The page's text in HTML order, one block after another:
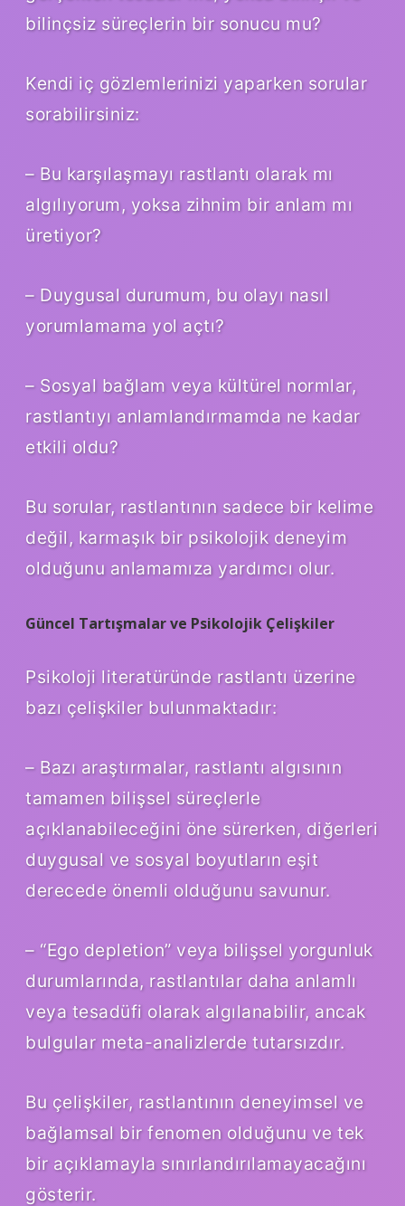
bilinçsiz süreçlerin bir sonucu mu?
Kendi iç gözlemlerinizi yaparken sorular
sorabilirsiniz:
– Bu karşılaşmayı rastlantı olarak mı
algılıyorum, yoksa zihnim bir anlam mı
üretiyor?
– Duygusal durumum, bu olayı nasıl
yorumlamama yol açtı?
– Sosyal bağlam veya kültürel normlar,
rastlantıyı anlamlandırmamda ne kadar
etkili oldu?
Bu sorular, rastlantının sadece bir kelime
değil, karmaşık bir psikolojik deneyim
olduğunu anlamamıza yardımcı olur.
Güncel Tartışmalar ve Psikolojik Çelişkiler
Psikoloji literatüründe rastlantı üzerine
bazı çelişkiler bulunmaktadır:
– Bazı araştırmalar, rastlantı algısının
tamamen bilişsel süreçlerle
açıklanabileceğini öne sürerken, diğerleri
duygusal ve sosyal boyutların eşit
derecede önemli olduğunu savunur.
– “Ego depletion” veya bilişsel yorgunluk
durumlarında, rastlantılar daha anlamlı
veya tesadüfi olarak algılanabilir, ancak
bulgular meta-analizlerde tutarsızdır.
Bu çelişkiler, rastlantının deneyimsel ve
bağlamsal bir fenomen olduğunu ve tek
bir açıklamayla sınırlandırılamayacağını
gösterir.